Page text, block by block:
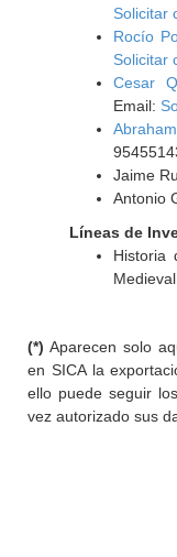
Solicitar
Rocío
Solicitar
Cesar
Email:
Jaime
Antonio
Líneas de
Historia
(*) Aparecen solo
en SICA la
ello puede seguir
vez autorizado sus